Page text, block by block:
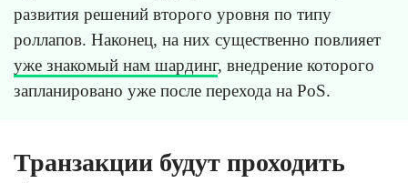
развития решений второго уровня по типу
роллапов. Наконец, на них существенно повлияет
уже знакомый нам шардинг, внедрение которого
запланировано уже после перехода на PoS.
Транзакции будут проходить